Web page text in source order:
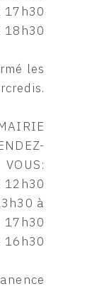
17h30
18h30
les
VOUS:
12h30
à
17h30
16h30